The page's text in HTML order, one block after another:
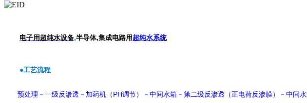
电子用超纯水设备,半导体,集成电路用超纯水系统
●工艺流程
预处理－一级反渗透－加药机（ PH调节）－中间水箱－第二级反渗透（正电荷反渗膜）－中间水